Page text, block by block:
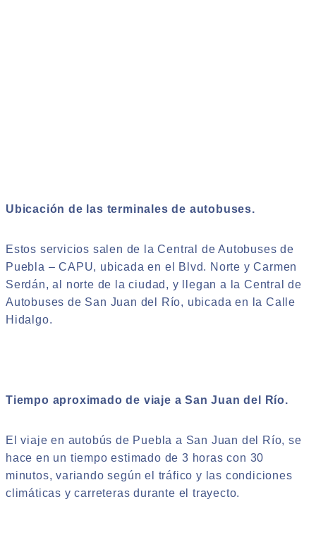
Ubicación de las terminales de autobuses.
Estos servicios salen de la Central de Autobuses de
Puebla – CAPU, ubicada en el Blvd. Norte y Carmen
Serdán, al norte de la ciudad, y llegan a la Central de
Autobuses de San Juan del Río, ubicada en la Calle
Hidalgo.
Tiempo aproximado de viaje a San Juan del Río.
El viaje en autobús de Puebla a San Juan del Río, se
hace en un tiempo estimado de 3 horas con 30
minutos, variando según el tráfico y las condiciones
climáticas y carreteras durante el trayecto.